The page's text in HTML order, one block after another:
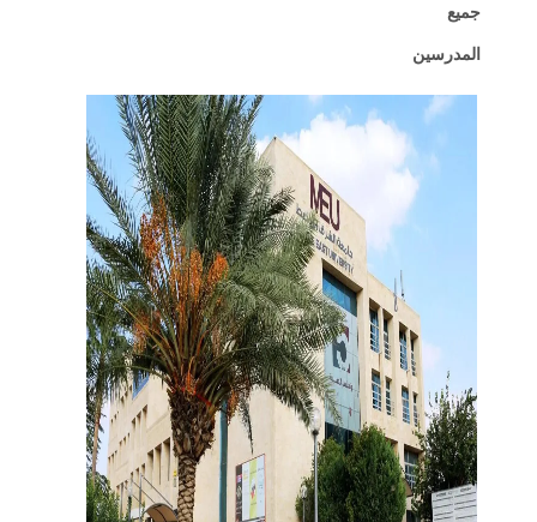
جميع
المدرسين